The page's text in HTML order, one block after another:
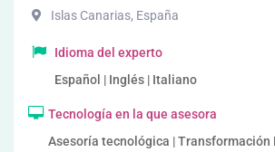
Islas Canarias, España
Idioma del experto
Español | Inglés | Italiano
Tecnología en la que asesora
Asesoría tecnológica | Transformación